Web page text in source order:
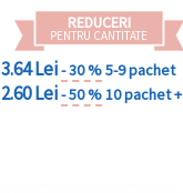
REDUCERI
PENTRU CANTITATE
3.64 Lei- 30 %5-9 pachet
2.60 Lei- 50 %10 pachet +